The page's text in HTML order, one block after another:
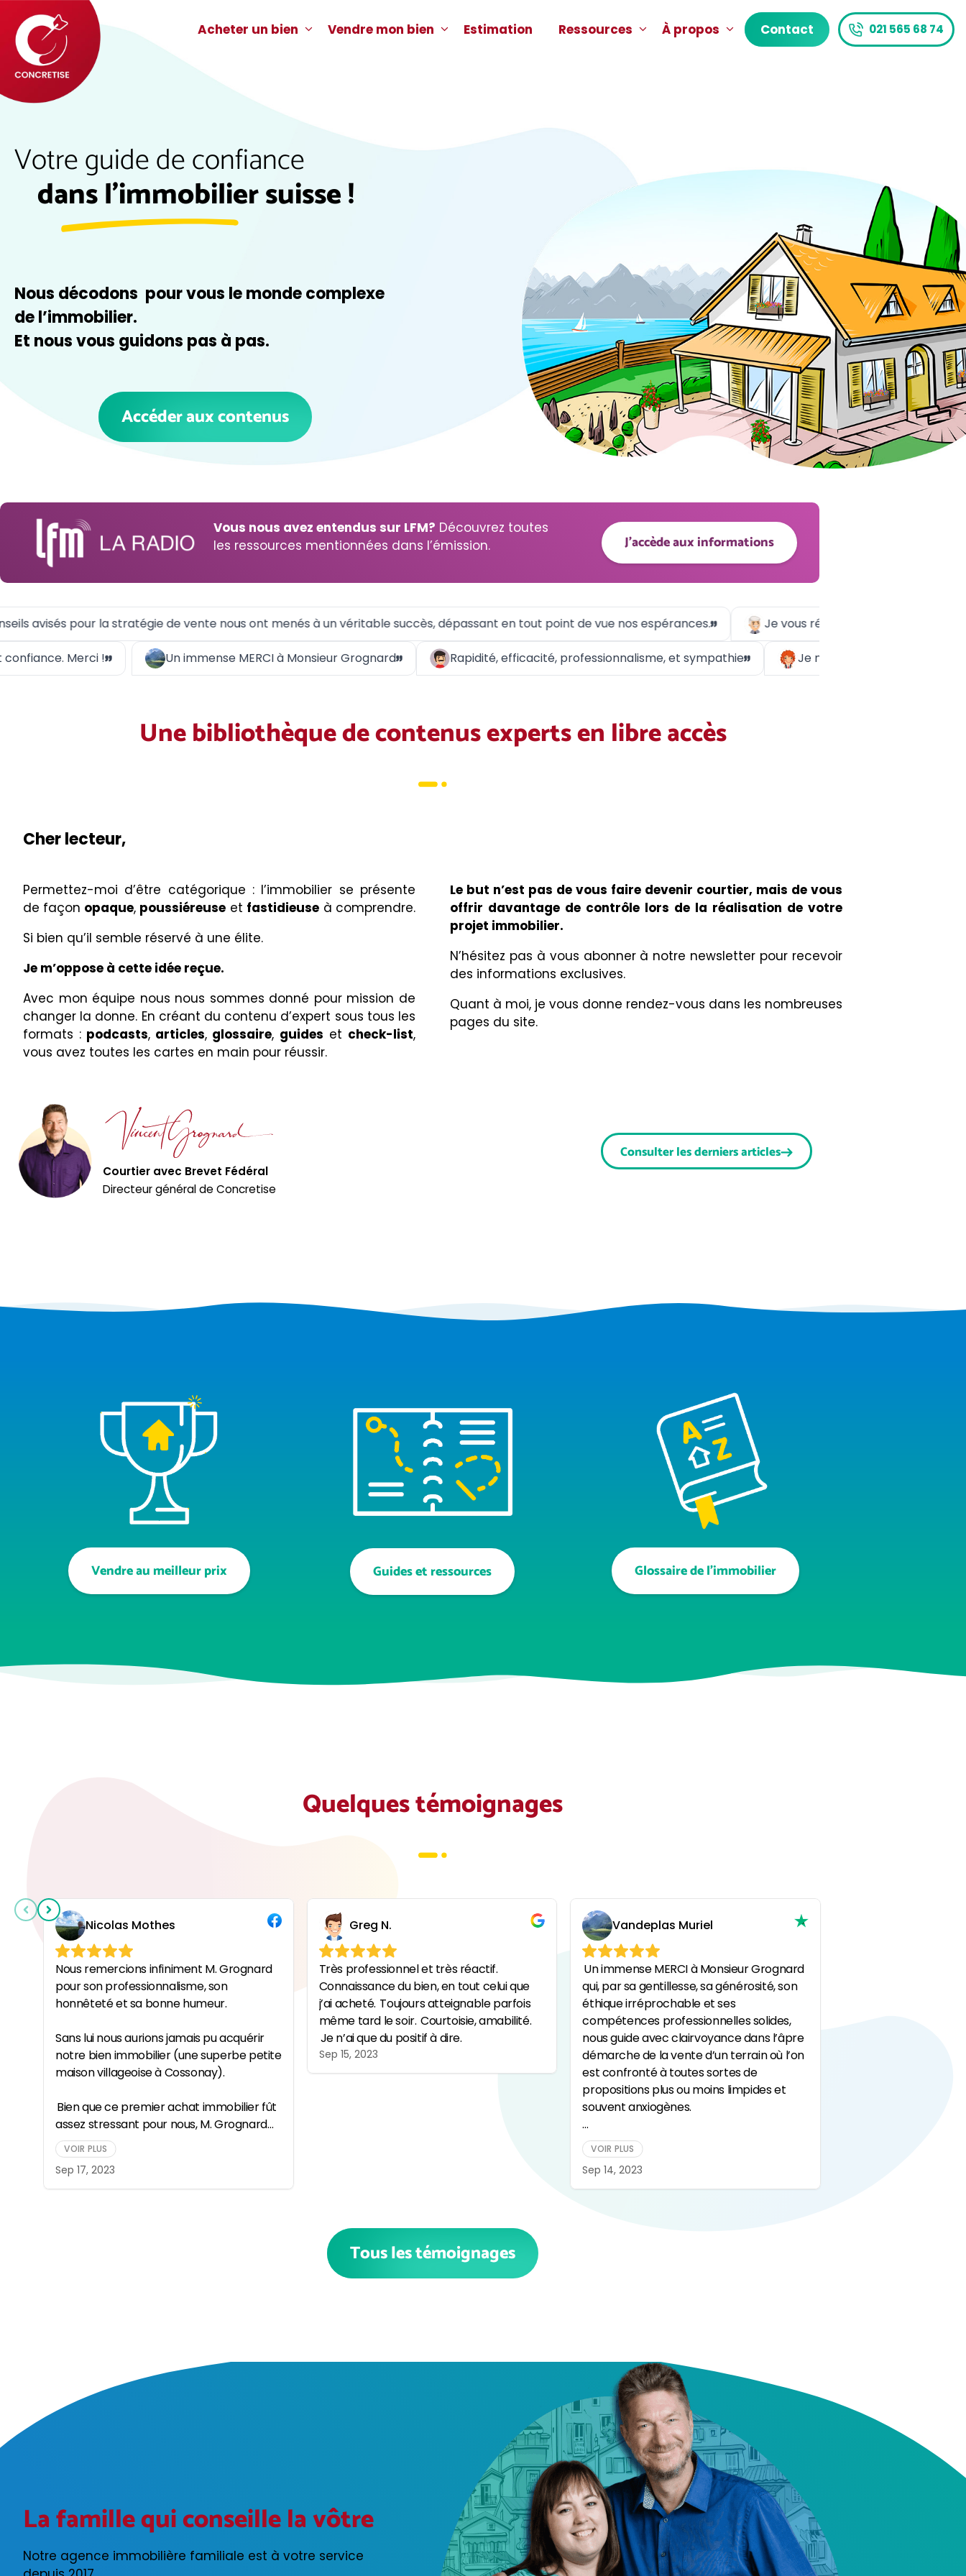
Acheter un bien Vendre mon bien Estimation Ressources À propos Contact 021 565 68 74
Votre guide de confiance
dans l’immobilier suisse !
Nous décodons pour vous le monde complexe
de l’immobilier.
Et nous vous guidons pas à pas.
Accéder aux contenus
Vous nous avez entendus sur LFM? Découvrez toutes
les ressources mentionnées dans l’émission.
J'accède aux informations
pour la stratégie de vente nous ont menés à un véritable succès, dépassant en tout point de vue nos espérances. Je vous réitère mes remerciements et
confiance. Merci ! Un immense MERCI à Monsieur Grognard Rapidité, efficacité, professionnalisme, et sympathie
Une bibliothèque de contenus experts en libre accès
Cher lecteur,
Permettez-moi d’être catégorique : l’immobilier se présente
de façon opaque, poussiéreuse et fastidieuse à comprendre.
Si bien qu’il semble réservé à une élite.
Je m’oppose à cette idée reçue.
Avec mon équipe nous nous sommes donné pour mission de
changer la donne. En créant du contenu d’expert sous tous les
formats : podcasts, articles, glossaire, guides et check-list,
vous avez toutes les cartes en main pour réussir.
Le but n’est pas de vous faire devenir courtier, mais de vous
offrir davantage de contrôle lors de la réalisation de votre
projet immobilier.
N’hésitez pas à vous abonner à notre newsletter pour recevoir
des informations exclusives.
Quant à moi, je vous donne rendez-vous dans les nombreuses
pages du site.
Courtier avec Brevet Fédéral
Directeur général de Concretise
Consulter les derniers articles
Vendre au meilleur prix Guides et ressources Glossaire de l'immobilier
Quelques témoignages
Nicolas Mothes
Nous remercions infiniment M. Grognard
pour son professionnalisme, son
honnêteté et sa bonne humeur.
Sans lui nous aurions jamais pu acquérir
notre bien immobilier (une superbe petite
maison villageoise à Cossonay).
Bien que ce premier achat immobilier fût
assez stressant pour nous, M. Grognard
nous a rassurés et nous a expliqué avec
professionnalisme et simplicité toute la
marche à suivre.
VOIR PLUS
Sep 17, 2023
Greg N.
Très professionnel et très réactif.
Connaissance du bien, en tout celui que
j’ai acheté. Toujours atteignable parfois
même tard le soir. Courtoisie, amabilité.
Je n’ai que du positif à dire.
Sep 15, 2023
Vandeplas Muriel
Un immense MERCI à Monsieur Grognard
qui, par sa gentillesse, sa générosité, son
éthique irréprochable et ses
compétences professionnelles solides,
nous guide avec clairvoyance dans l’âpre
démarche de la vente d’un terrain où l’on
est confronté à toutes sortes de
propositions plus ou moins limpides et
souvent anxiogènes.
Un réel ange gardien que je souhaite à
chacun.
VOIR PLUS
Sep 14, 2023
Tous les témoignages
La famille qui conseille la vôtre
Notre agence immobilière familiale est à votre service